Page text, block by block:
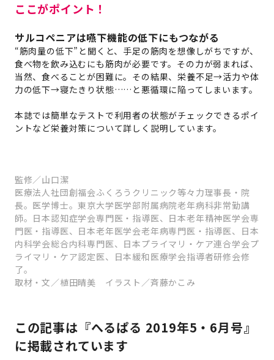
ここがポイント！
サルコペニアは嚥下機能の低下にもつながる
“筋肉量の低下”と聞くと、手足の筋肉を想像しがちですが、
食べ物を飲み込むにも筋肉が必要です。その力が弱まれば、
当然、食べることが困難に。その結果、栄養不足→活力や体
力の低下→寝たきり状態……と悪循環に陥ってしまいます。
本誌では簡単なテストで利用者の状態がチェックできるポイ
ントなど栄養対策について詳しく説明しています。
監修／山口潔
医療法人社団創福会ふくろうクリニック等々力理事長・院
長。医学博士。東京大学医学部附属病院老年病科非常勤講
師。日本認知症学会専門医・指導医、日本老年精神医学会専
門医・指導医、日本老年医学会老年病専門医・指導医、日本
内科学会総合内科専門医、日本プライマリ・ケア連合学会プ
ライマリ・ケア認定医、日本緩和医療学会指導者研修会修
了。
取材・文／植田晴美 イラスト／斉藤かこみ
この記事は『へるぱる 2019年5・6月号』
に掲載されています